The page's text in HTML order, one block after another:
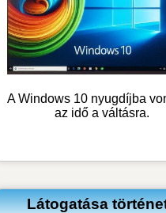
A Windows 10 nyugdíjba
az idő a váltásra.
Látogatása